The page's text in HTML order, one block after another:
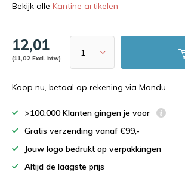
Bekijk alle Kantine artikelen
12,01
(11,02 Excl. btw)
Koop nu, betaal op rekening via Mondu
>100.000 Klanten gingen je voor
Gratis verzending vanaf €99,-
Jouw logo bedrukt op verpakkingen
Altijd de laagste prijs